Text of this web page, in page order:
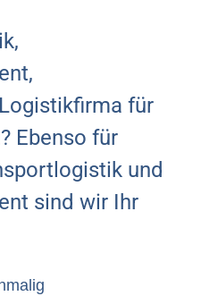
für
Ebenso für
und
sind wir Ihr